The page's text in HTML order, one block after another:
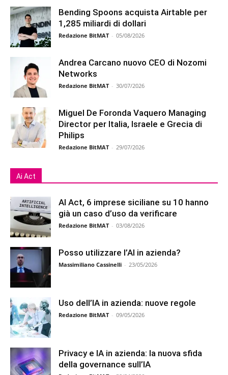
Bending Spoons acquista Airtable per
1,285 miliardi di dollari
Redazione BitMAT - 05/08/2026
Andrea Carcano nuovo CEO di Nozomi
Networks
Redazione BitMAT - 30/07/2026
Miguel De Foronda Vaquero Managing
Director per Italia, Israele e Grecia di
Philips
Redazione BitMAT - 29/07/2026
Ai Act
AI Act, 6 imprese siciliane su 10 hanno
già un caso d’uso da verificare
Redazione BitMAT - 03/08/2026
Posso utilizzare l’AI in azienda?
Massimiliano Cassinelli - 23/05/2026
Uso dell’IA in azienda: nuove regole
Redazione BitMAT - 09/05/2026
Privacy e IA in azienda: la nuova sfida
della governance sull’IA